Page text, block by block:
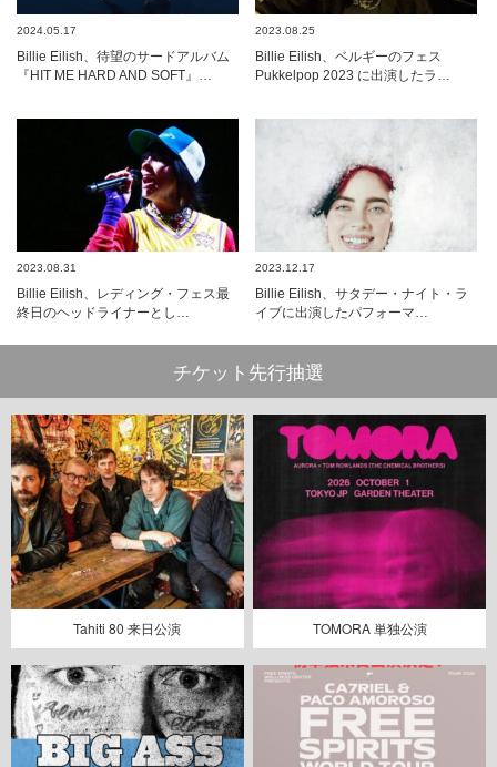
2024.05.17
Billie Eilish、待望のサードアルバム
『HIT ME HARD AND SOFT』…
2023.08.25
Billie Eilish、ベルギーのフェス
Pukkelpop 2023 に出演したラ…
2023.08.31
Billie Eilish、レディング・フェス最
終日のヘッドライナーとし…
2023.12.17
Billie Eilish、サタデー・ナイト・ラ
イブに出演したパフォーマ…
チケット先行抽選
Tahiti 80 来日公演 TOMORA 単独公演